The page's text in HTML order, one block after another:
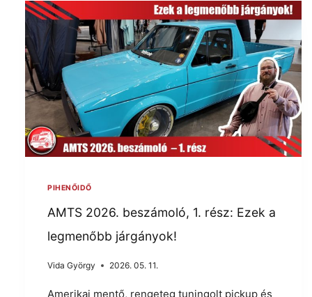
PIHENŐIDŐ
AMTS 2026. beszámoló, 1. rész: Ezek a
legmenőbb járgányok!
Vida György 2026. 05. 11.
Amerikai mentő, rengeteg tuningolt pickup és